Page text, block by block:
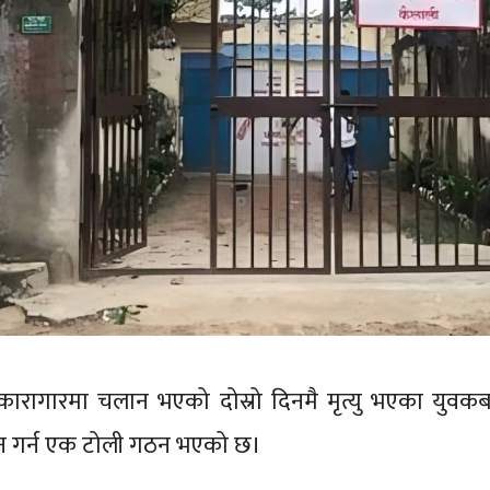
चलान भएको दोस्रो दिनमै मृत्यु भएका
गर्न एक टोली गठन भएको छ।